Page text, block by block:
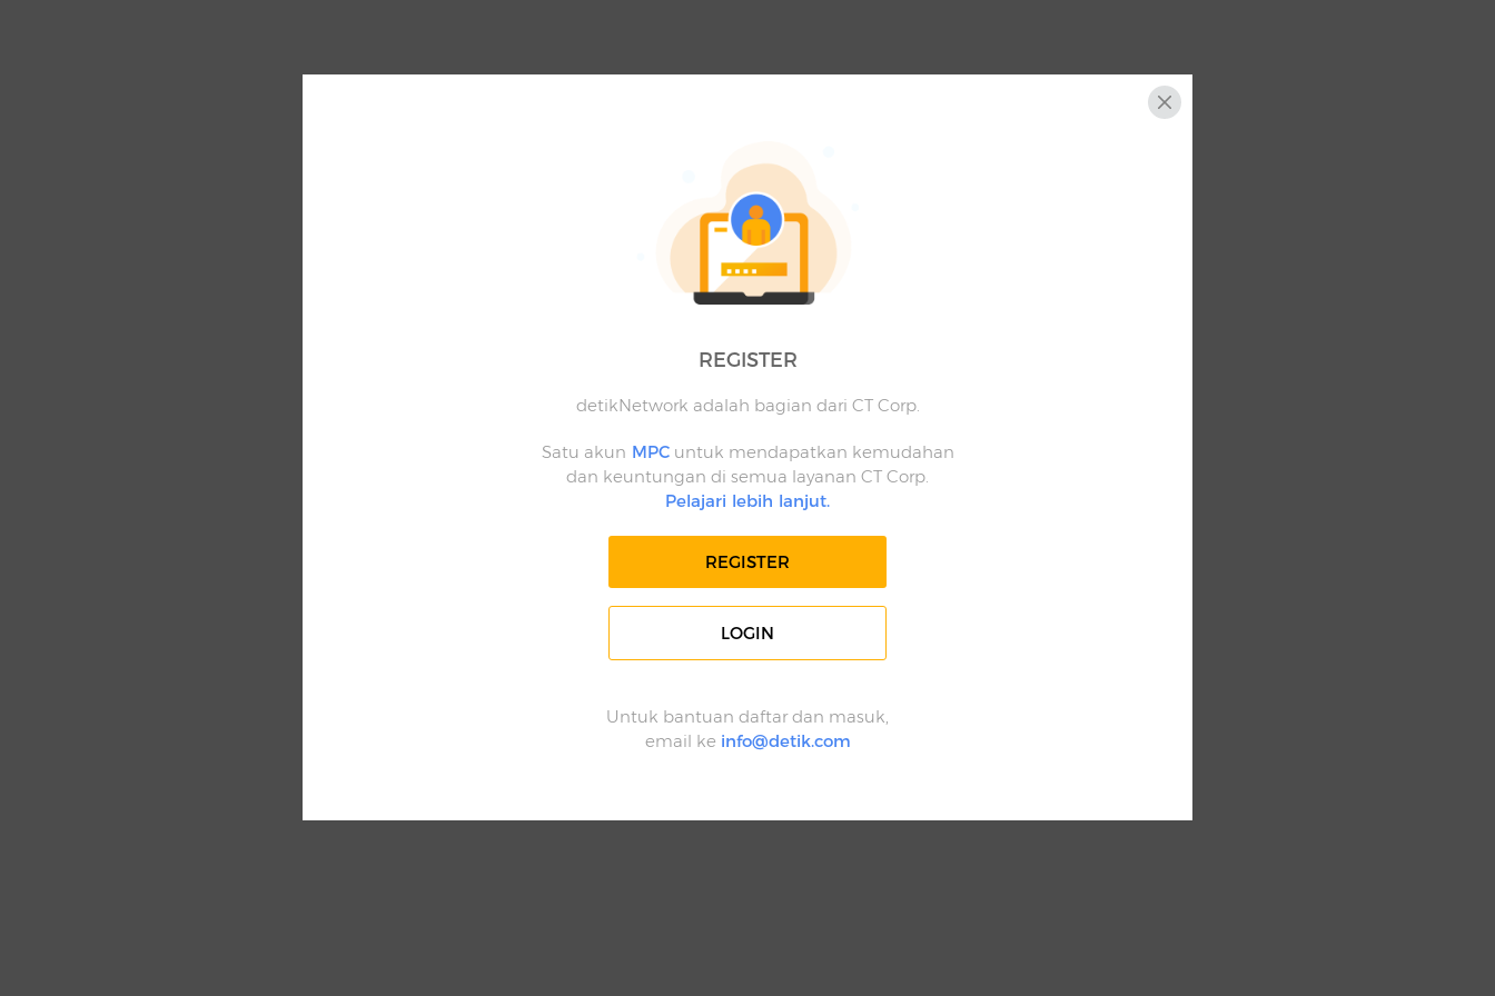
REGISTER
detikNetwork adalah bagian dari CT Corp.
Satu akun MPCuntuk mendapatkan kemudahan
dan keuntungan di semua layanan CT Corp.
Pelajari lebih lanjut.
REGISTER
LOGIN
Untuk bantuan daftar dan masuk,
email ke info@detik.com